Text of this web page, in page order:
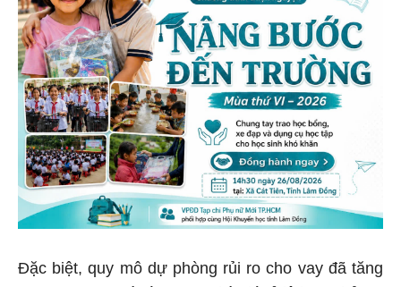
Đặc biệt, quy mô dự phòng rủi ro cho vay đã tăng